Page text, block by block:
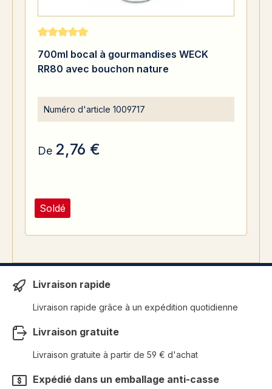
Soldé
Note moyenne de 5 sur 5 étoiles
700ml bocal à gourmandises WECK
RR80 avec bouchon nature
Numéro d'article 1009717
De 2,76 €
Livraison rapide
Livraison rapide grâce à un expédition quotidienne
Livraison gratuite
Livraison gratuite à partir de 59 € d'achat
Expédié dans un emballage anti-casse